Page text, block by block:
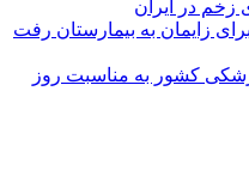
زخم در ایران
زایمان به بیمارستان رفت
کشور به مناسبت روز